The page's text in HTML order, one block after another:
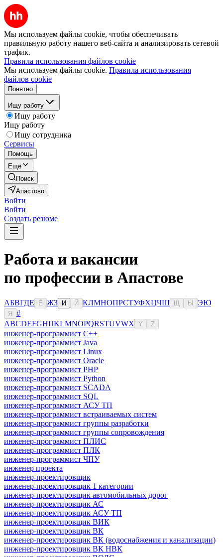
Мы используем файлы cookie, чтобы обеспечивать
правильную работу нашего веб-сайта и анализировать сетевой
трафик.
Правила использования файлов cookie
Мы используем файлы cookie. Правила использования
файлов cookie
Понятно
Ищу работу
Ищу работу
Ищу работу
Ищу сотрудника
Сервисы
Помощь
Ещё
Поиск
Апастово
Войти
Войти
Создать резюме
Работа и вакансии
по профессии в Апастове
АБВГДЕ Ё ЖЗ И Й КЛМНОПРСТУФХЦЧШ Ы ЭЮ
Я
#
ABCDEFGHIJKLMNOPQRSTUVWX Y Z
инженер-программист C++
инженер-программист Java
инженер-программист Linux
инженер-программист Oracle
инженер-программист PHP
инженер-программист Python
инженер-программист SCADA
инженер-программист SQL
инженер-программист АСУ ТП
инженер-программист встраиваемых систем
инженер-программист группы разработки
инженер-программист группы сопровождения
инженер-программист ПЛИС
инженер-программист ПЛК
инженер-программист ЧПУ
инженер проекта
инженер-проектировщик
инженер-проектировщик 1 категории
инженер-проектировщик автомобильных дорог
инженер-проектировщик АС
инженер-проектировщик АСУ ТП
инженер-проектировщик ВИК
инженер-проектировщик ВК
инженер-проектировщик ВК (водоснабжения и канализации)
инженер-проектировщик ВК НВК